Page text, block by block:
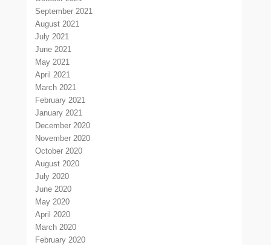
September 2021
August 2021
July 2021
June 2021
May 2021
April 2021
March 2021
February 2021
January 2021
December 2020
November 2020
October 2020
August 2020
July 2020
June 2020
May 2020
April 2020
March 2020
February 2020